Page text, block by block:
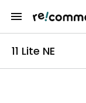
11 Lite NE